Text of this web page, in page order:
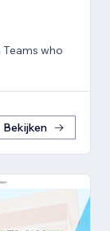
who
Bekijken